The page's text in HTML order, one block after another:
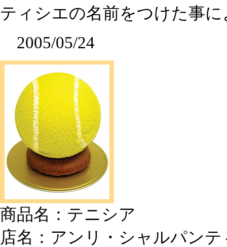
ティシエの名前をつけた事
2005/05/24
商品名：テニシア
店名：アンリ・シャルパン